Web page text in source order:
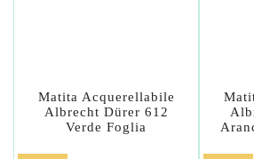
Matita Acquerellabile
Albrecht Dürer 612
Verde Foglia